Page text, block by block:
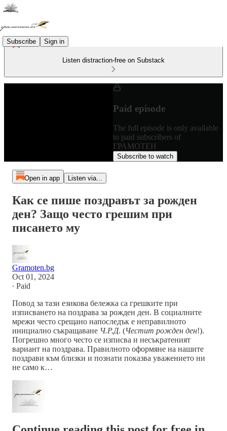
Subscribe Sign in
Listen distraction-free on Substack
Paid episode
The full episode is only available
to paid subscribers of
ГРАМОТЕН
Subscribe to watch
Open in app Listen via...
Как се пише поздравът за рожден
ден? Защо често грешим при
писането му
Gramoten.bg
Oct 01, 2024
∙ Paid
Повод за тази езикова бележка са грешките при
изписването на поздрава за рожден ден. В социалните
мрежи често срещано напоследък е неправилното
инициално съкращаване Ч.Р.Д. (Честит рожден ден!).
Погрешно много често се изписва и несъкратеният
вариант на поздрава. Правилното оформяне на нашите
поздрави към близки и познати показва уважението ни
не само к…